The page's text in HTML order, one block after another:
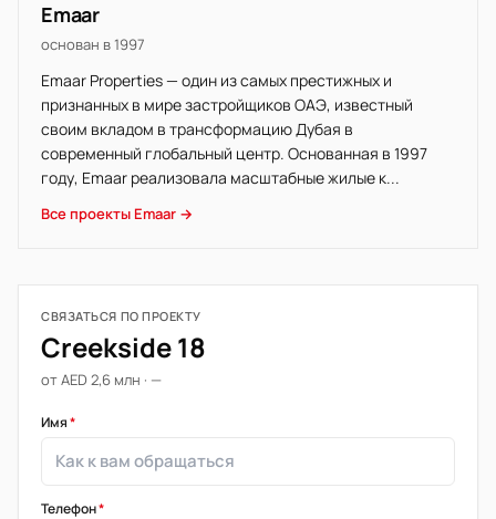
Emaar
основан в 1997
Emaar Properties — один из самых престижных и
признанных в мире застройщиков ОАЭ, известный
своим вкладом в трансформацию Дубая в
современный глобальный центр. Основанная в 1997
году, Emaar реализовала масштабные жилые к...
Все проекты Emaar →
СВЯЗАТЬСЯ ПО ПРОЕКТУ
Creekside 18
от AED 2,6 млн · —
Имя*
Телефон*